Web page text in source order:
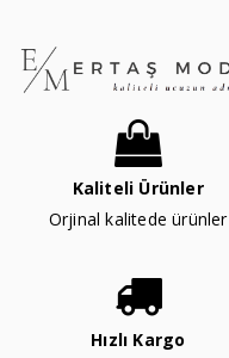
Kaliteli Ürünler
Orjinal kalitede ürünler
Hızlı Kargo